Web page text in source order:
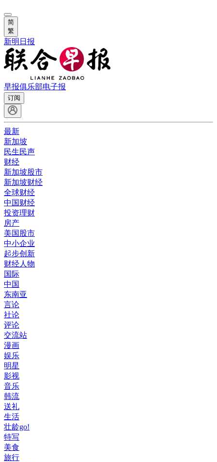
简
繁
新明日报
早报俱乐部电子报
订阅
最新
新加坡
民生民声
财经
新加坡股市
新加坡财经
全球财经
中国财经
投资理财
房产
美国股市
中小企业
起步创新
财经人物
国际
中国
东南亚
言论
社论
评论
交流站
漫画
娱乐
明星
影视
音乐
韩流
送礼
生活
壮龄go!
特写
美食
旅行